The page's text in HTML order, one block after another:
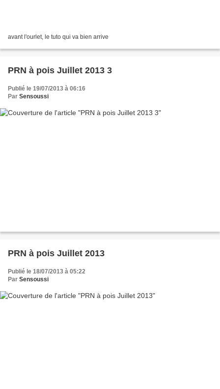
avant l'ourlet, le tuto qui va bien arrive
PRN à pois Juillet 2013 3
Publié le 19/07/2013 à 06:16
Par Sensoussi
PRN à pois Juillet 2013
Publié le 18/07/2013 à 05:22
Par Sensoussi